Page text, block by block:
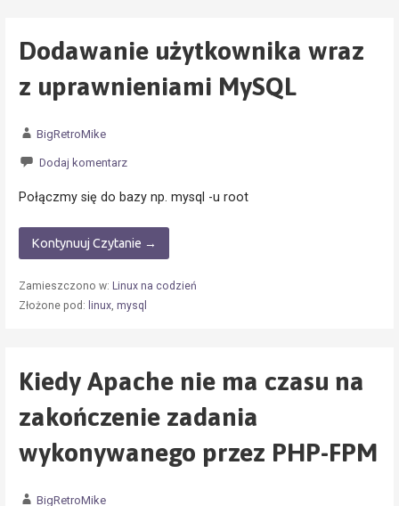
Dodawanie użytkownika wraz
z uprawnieniami MySQL
BigRetroMike
Dodaj komentarz
Połączmy się do bazy np. mysql -u root
Kontynuuj Czytanie →
Zamieszczono w: Linux na codzień
Złożone pod: linux, mysql
Kiedy Apache nie ma czasu na
zakończenie zadania
wykonywanego przez PHP-FPM
BigRetroMike